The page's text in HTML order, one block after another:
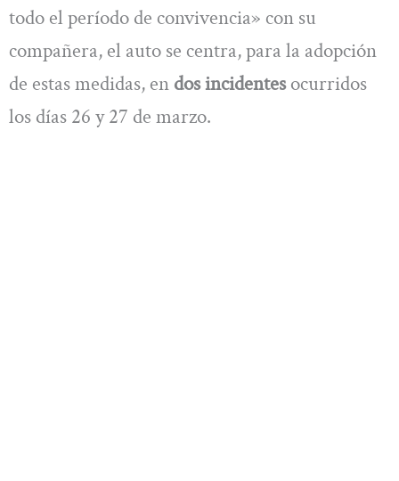
todo el período de convivencia» con su
compañera, el auto se centra, para la adopción
de estas medidas, en dos incidentesocurridos
los días 26 y 27 de marzo.